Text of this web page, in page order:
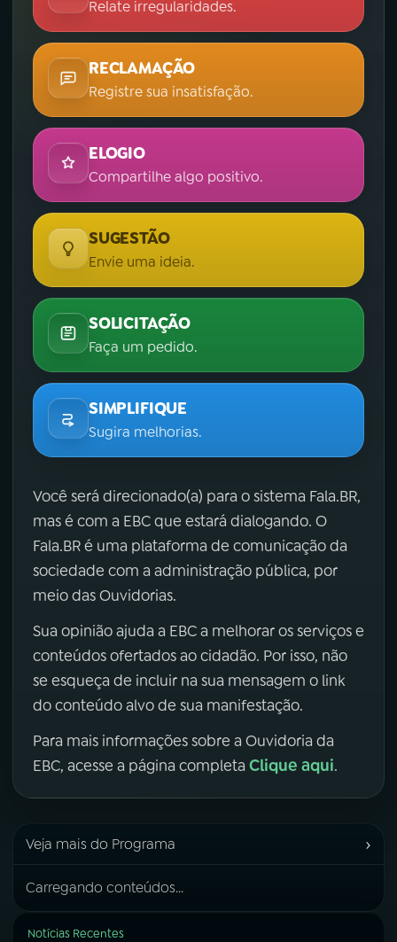
Relate irregularidades.
RECLAMAÇÃO
Registre sua insatisfação.
ELOGIO
Compartilhe algo positivo.
SUGESTÃO
Envie uma ideia.
SOLICITAÇÃO
Faça um pedido.
SIMPLIFIQUE
Sugira melhorias.
Você será direcionado(a) para o sistema Fala.BR,
mas é com a EBC que estará dialogando. O
Fala.BR é uma plataforma de comunicação da
sociedade com a administração pública, por
meio das Ouvidorias.
Sua opinião ajuda a EBC a melhorar os serviços e
conteúdos ofertados ao cidadão. Por isso, não
se esqueça de incluir na sua mensagem o link
do conteúdo alvo de sua manifestação.
Para mais informações sobre a Ouvidoria da
EBC, acesse a página completa Clique aqui.
Veja mais do Programa ›
Carregando conteúdos...
Notícias Recentes